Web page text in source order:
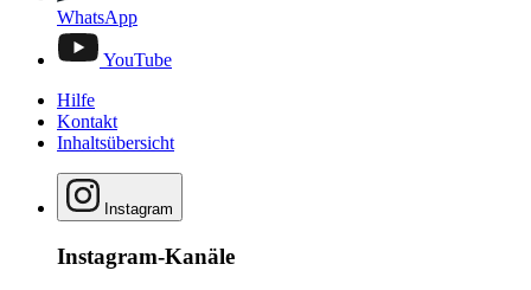
WhatsApp
YouTube
Hilfe
Kontakt
Inhaltsübersicht
Instagram
Instagram-Kanäle